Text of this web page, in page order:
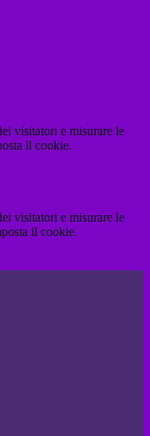
visitatori e misurare le
il cookie.
visitatori e misurare le
il cookie.